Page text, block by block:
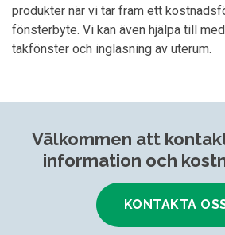
produkter när vi tar fram ett
fönsterbyte. Vi kan även hjälpa till
takfönster och inglasning av uterum.
Välkommen att
information och
KONTAKTA